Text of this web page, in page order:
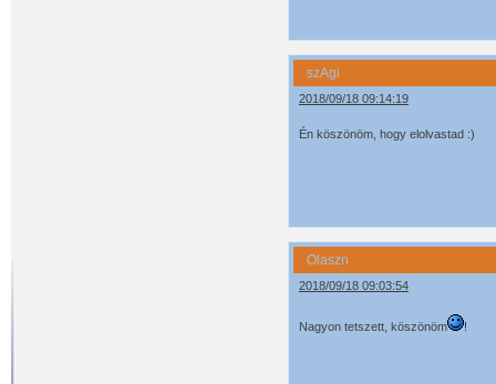
szAgi
2018/09/18 09:14:19
Én köszönöm, hogy elolvastad :)
Olaszn
2018/09/18 09:03:54
Nagyon tetszett, köszönöm !